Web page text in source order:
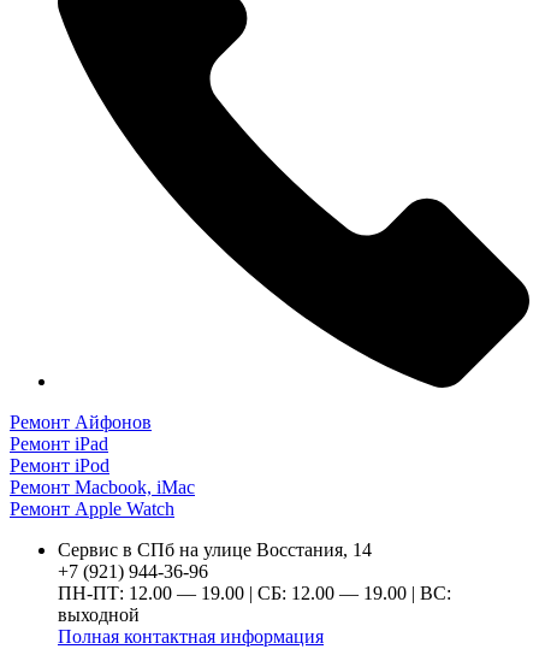
Ремонт Айфонов
Ремонт iPad
Ремонт iPod
Ремонт Macbook, iMac
Ремонт Apple Watch
Сервис в СПб на улице Восстания, 14
+7 (921) 944-36-96
ПН-ПТ: 12.00 — 19.00 | СБ: 12.00 — 19.00 | ВС:
выходной
Полная контактная информация